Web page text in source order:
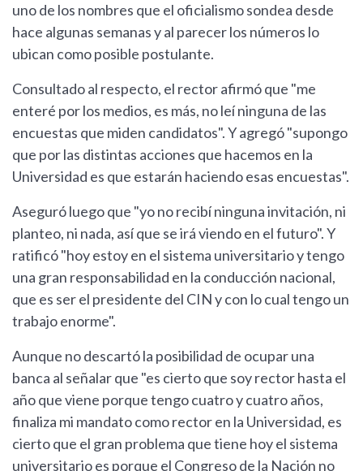
uno de los nombres que el oficialismo sondea desde
hace algunas semanas y al parecer los números lo
ubican como posible postulante.
Consultado al respecto, el rector afirmó que "me
enteré por los medios, es más, no leí ninguna de las
encuestas que miden candidatos". Y agregó "supongo
que por las distintas acciones que hacemos en la
Universidad es que estarán haciendo esas encuestas".
Aseguró luego que "yo no recibí ninguna invitación, ni
planteo, ni nada, así que se irá viendo en el futuro". Y
ratificó "hoy estoy en el sistema universitario y tengo
una gran responsabilidad en la conducción nacional,
que es ser el presidente del CIN y con lo cual tengo un
trabajo enorme".
Aunque no descartó la posibilidad de ocupar una
banca al señalar que "es cierto que soy rector hasta el
año que viene porque tengo cuatro y cuatro años,
finaliza mi mandato como rector en la Universidad, es
cierto que el gran problema que tiene hoy el sistema
universitario es porque el Congreso de la Nación no